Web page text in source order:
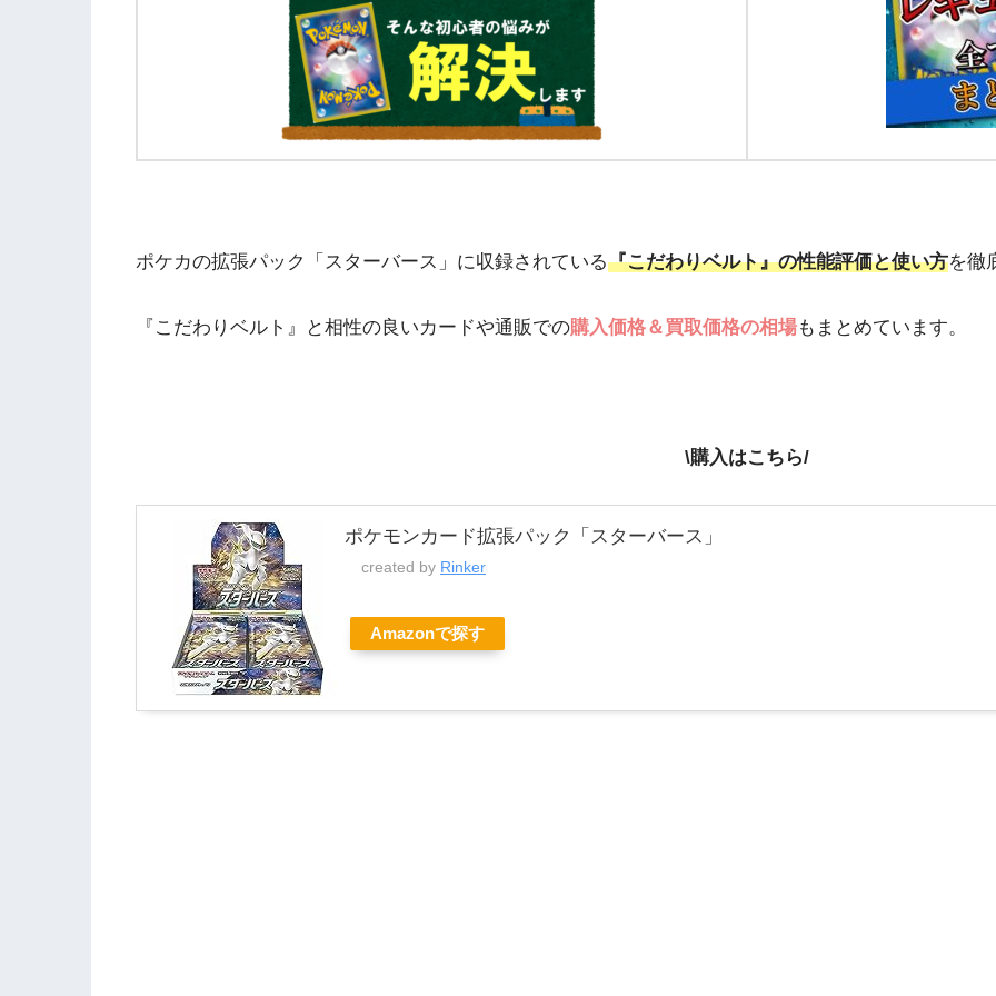
ポケカの拡張パック「スターバース」に収録されている『こだわりベルト』の性能評価と使い方を徹
『こだわりベルト』と相性の良いカードや通販での購入価格＆買取価格の相場もまとめています。
\購入はこちら/
ポケモンカード拡張パック「スターバース」
created by Rinker
Amazonで探す